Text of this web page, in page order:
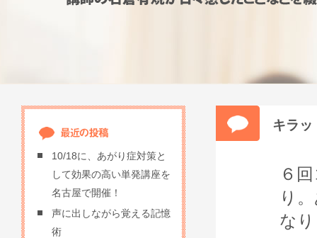
キラ
６
り
な
10/18に、あがり症対策と
して効果の高い単発講座を
名古屋で開催！
声に出しながら覚える記憶
術